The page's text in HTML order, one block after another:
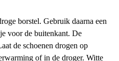
borstel. Gebruik daarna een
voor de buitenkant. De
de schoenen drogen op
of in de droger. Witte